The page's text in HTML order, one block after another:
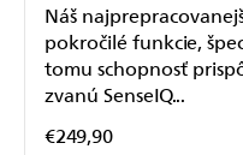
€249,90
Náš
pokročilé funkcie,
tomu schopnosť
zvanú SenseIQ...